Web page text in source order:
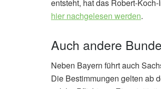
entsteht, hat das Robert-
hier nachgelesen werden.
Auch andere
Neben Bayern führt auch
Die Bestimmungen gelten ab